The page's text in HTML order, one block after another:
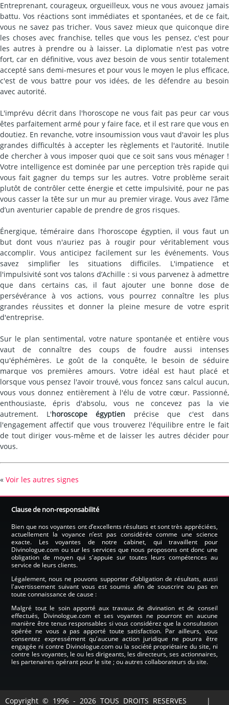
Entreprenant, courageux, orgueilleux, vous ne vous avouez jamais
battu. Vos réactions sont immédiates et spontanées, et de ce fait,
vous ne savez pas tricher. Vous savez mieux que quiconque dire
les choses avec franchise, telles que vous les pensez, c'est pour
les autres à prendre ou à laisser. La diplomatie n'est pas votre
fort, car en définitive, vous avez besoin de vous sentir totalement
accepté sans demi-mesures et pour vous le moyen le plus efficace,
c'est de vous battre pour vos idées, de les défendre au besoin
avec autorité.
L'imprévu décrit dans l'horoscope ne vous fait pas peur car vous
êtes parfaitement armé pour y faire face, et il est rare que vous en
doutiez. En revanche, votre insoumission vous vaut d'avoir les plus
grandes difficultés à accepter les règlements et l'autorité. Inutile
de chercher à vous imposer quoi que ce soit sans vous ménager !
Votre intelligence est dominée par une perception très rapide qui
vous fait gagner du temps sur les autres. Votre problème serait
plutôt de contrôler cette énergie et cette impulsivité, pour ne pas
vous casser la tête sur un mur au premier virage. Vous avez l’âme
d’un aventurier capable de prendre de gros risques.
Énergique, téméraire dans l'horoscope égyptien, il vous faut un
but dont vous n'auriez pas à rougir pour véritablement vous
accomplir. Vous anticipez facilement sur les événements. Vous
savez simplifier les situations difficiles. L'impatience et
l'impulsivité sont vos talons d’Achille : si vous parvenez à admettre
que dans certains cas, il faut ajouter une bonne dose de
persévérance à vos actions, vous pourrez connaître les plus
grandes réussites et donner la pleine mesure de votre esprit
d'entreprise.
Sur le plan sentimental, votre nature spontanée et entière vous
vaut de connaître des coups de foudre aussi intenses
qu'éphémères. Le goût de la conquête, le besoin de séduire
marque vos premières amours. Votre idéal est haut placé et
lorsque vous pensez l'avoir trouvé, vous foncez sans calcul aucun,
vous vous donnez entièrement à l'élu de votre cœur. Passionné,
enthousiaste, épris d'absolu, vous ne concevez pas la vie
autrement. L'horoscope égyptien précise que c'est dans
l'engagement affectif que vous trouverez l'équilibre entre le fait
de tout diriger vous-même et de laisser les autres décider pour
vous.
« Voir les autres signes
Clause de non-responsabilité
Bien que nos voyantes ont d’excellents résultats et sont très appréciées,
actuellement la voyance n’est pas considérée comme une science
exacte. Les voyantes de notre cabinet, qui travaillent pour
Divinologue.com ou sur les services que nous proposons ont donc une
obligation de moyen qui s'appuie sur toutes leurs compétences au
service de leurs clients.
Légalement, nous ne pouvons supporter d’obligation de résultats, aussi
l'avertissement suivant vous est soumis afin de souscrire ou pas en
toute connaissance de cause :
Malgré tout le soin apporté aux travaux de divination et de conseil
effectués, Divinologue.com et ses voyantes ne pourront en aucune
manière être tenus responsables si vous considérez que la consultation
opérée ne vous a pas apporté toute satisfaction. Par ailleurs, vous
consentez expressément qu'aucune action juridique ne pourra être
engagée ni contre Divinologue.com ou la société propriétaire du site, ni
contre les voyantes, le ou les dirigeants, les directeurs, ses actionnaires,
les partenaires opérant pour le site ; ou autres collaborateurs du site.
Copyright © 1996 - 2026 TOUS DROITS RESERVES |